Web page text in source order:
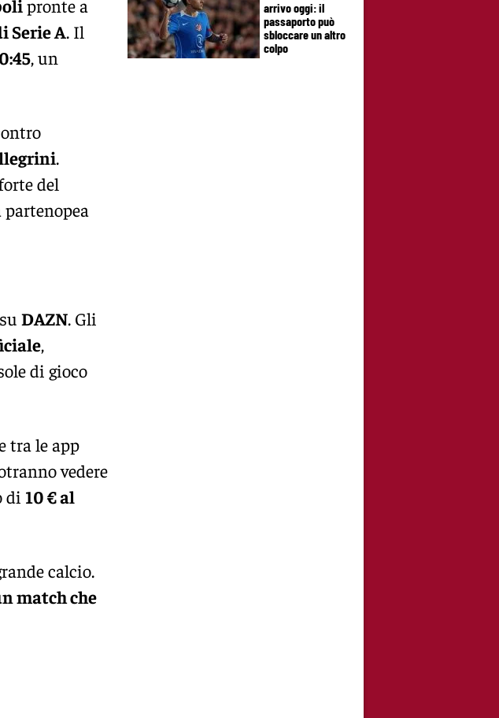
pronte a
Serie A. Il
, un
.
del
partenopea
DAZN. Gli
,
di gioco
tra le app
vedere
di 10 € al
calcio.
match che
arrivo oggi: il
passaporto può
sbloccare un altro
colpo